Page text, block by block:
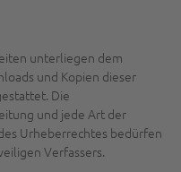
unterliegen dem
und Kopien dieser
Die
und jede Art der
Urheberrechtes bedürfen
Verfassers.